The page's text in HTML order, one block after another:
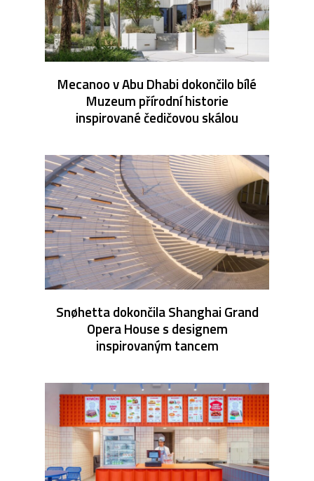
Mecanoo v Abu Dhabi dokončilo bílé
Muzeum přírodní historie
inspirované čedičovou skálou
Snøhetta dokončila Shanghai Grand
Opera House s designem
inspirovaným tancem